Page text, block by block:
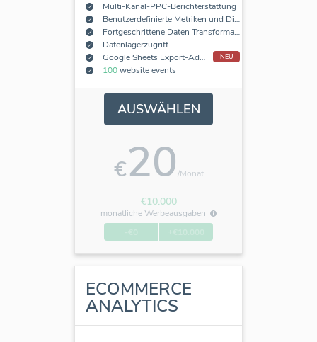
Multi-Kanal-PPC-Berichterstattung
Benutzerdefinierte Metriken und Dimensionen
Fortgeschrittene Daten Transformationen
Datenlagerzugriff
Google Sheets Export-Add-On
NEU
100website events
AUSWÄHLEN
€20/Monat
€10.000
monatliche Werbeausgaben
ECOMMERCE
ANALYTICS